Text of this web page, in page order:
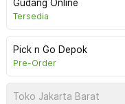
Gudang Online
Tersedia
Pick n Go Depok
Pre-Order
Toko Jakarta Barat